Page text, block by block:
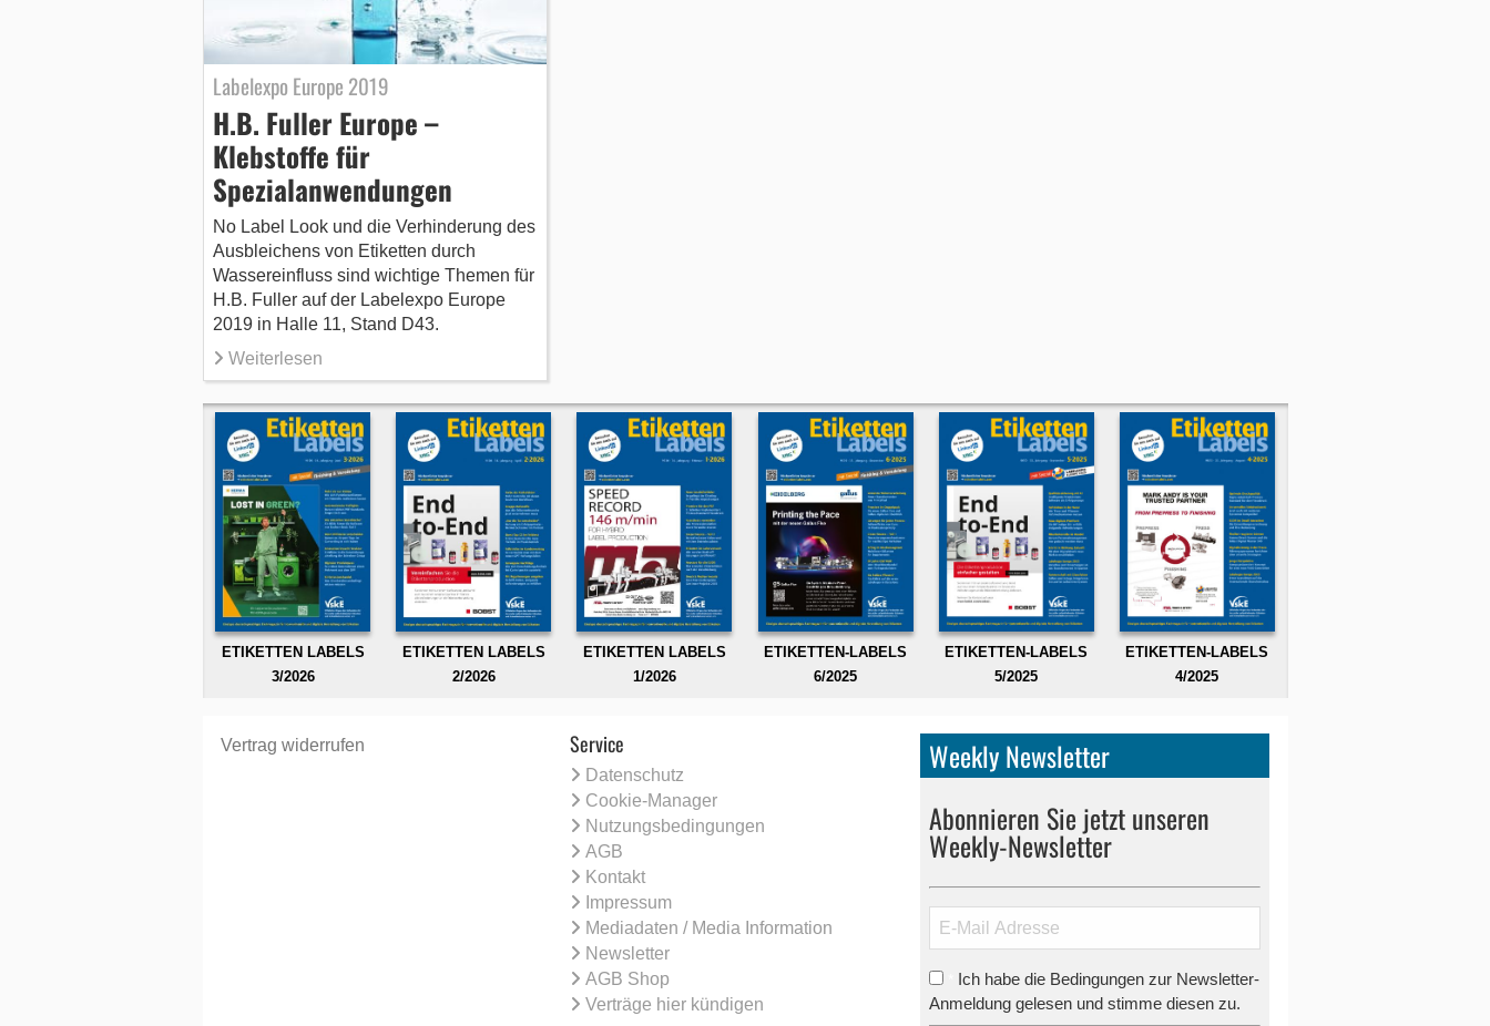
Labelexpo Europe 2019
H.B. Fuller Europe –
Klebstoffe für
Spezialanwendungen
No Label Look und die Verhinderung des
Ausbleichens von Etiketten durch
Wassereinfluss sind wichtige Themen für
H.B. Fuller auf der Labelexpo Europe
2019 in Halle 11, Stand D43.
Weiterlesen
ETIKETTEN LABELS
3/2026
ETIKETTEN LABELS
2/2026
ETIKETTEN LABELS
1/2026
ETIKETTEN-LABELS
6/2025
ETIKETTEN-LABELS
5/2025
ETIKETTEN-LABELS
4/2025
Vertrag widerrufen Service
Datenschutz
Cookie-Manager
Nutzungsbedingungen
AGB
Kontakt
Impressum
Mediadaten / Media Information
Newsletter
AGB Shop
Verträge hier kündigen
Weekly Newsletter
Abonnieren Sie jetzt unseren
Weekly-Newsletter
Ich habe die Bedingungen zur Newsletter-
Anmeldung gelesen und stimme diesen zu.